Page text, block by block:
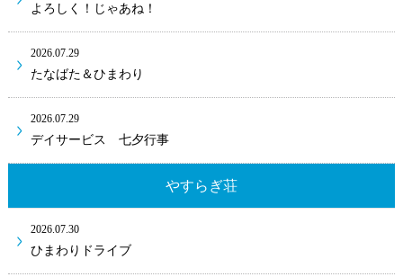
よろしく！じゃあね！
2026.07.29
たなばた＆ひまわり
2026.07.29
デイサービス 七夕行事
やすらぎ荘
2026.07.30
ひまわりドライブ